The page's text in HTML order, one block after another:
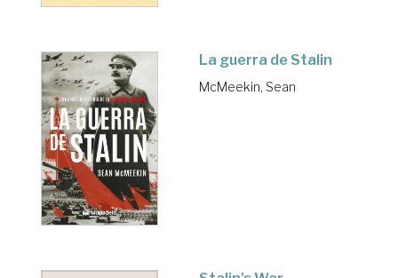
La guerra de Stalin
McMeekin, Sean